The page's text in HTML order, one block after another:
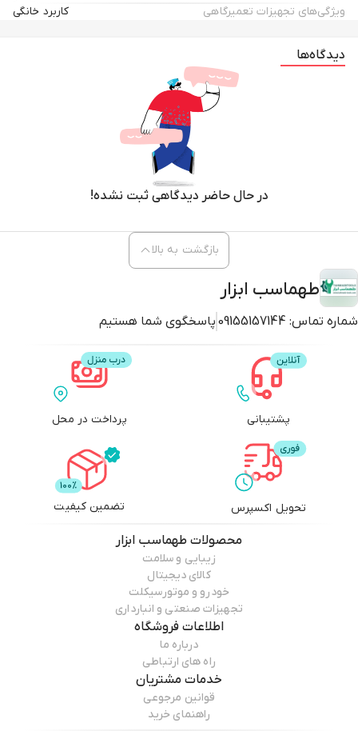
ویژگی‌های تجهیزات تعمیرگاهی
کاربرد خانگی
دیدگاه‌ها
در حال حاضر دیدگاهی ثبت نشده!
طهماسب ابزار
شماره تماس: 09155157144 پاسخگوی شما هستیم
بازگشت به بالا
پشتیبانی پرداخت در محل
تحویل اکسپرس تضمین کیفیت
محصولات طهماسب ابزار
زیبایی و سلامت
کالای دیجیتال
خودرو و موتورسیکلت
تجهیزات صنعتی و انبارداری
اطلاعات فروشگاه
درباره ما
راه های ارتباطی
خدمات مشتریان
قوانین مرجوعی
راهنمای خرید